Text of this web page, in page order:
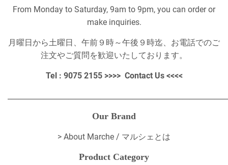
From Monday to Saturday, 9am to 9pm, you can order or
make inquiries.
月曜日から土曜日、午前９時～午後９時迄、お電話でのご
注文やご質問を歓迎いたしております。
Tel : 9075 2155 >>>> Contact Us<<<<
Our Brand
> About Marche / マルシェとは
Product Category